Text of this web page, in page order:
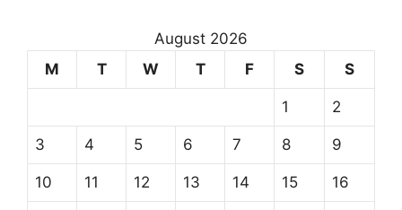
August 2026
M
T W T F S S
1 2
3 4 5 6 7 8 9
10 11 12 13 14 15 16